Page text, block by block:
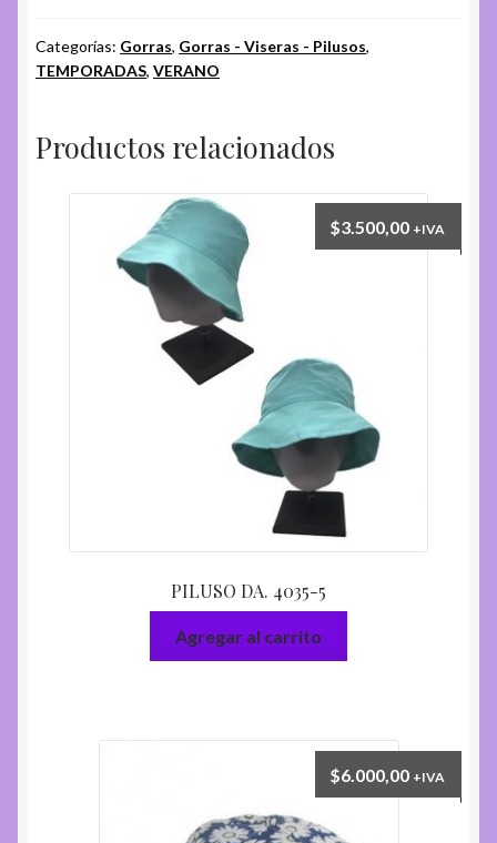
B
cantidad
Categorías: Gorras, Gorras - Viseras - Pilusos,
TEMPORADAS, VERANO
Productos relacionados
PILUSO DA. 4035-5
$3.500,00 +IVA
Agregar al carrito
$6.000,00 +IVA